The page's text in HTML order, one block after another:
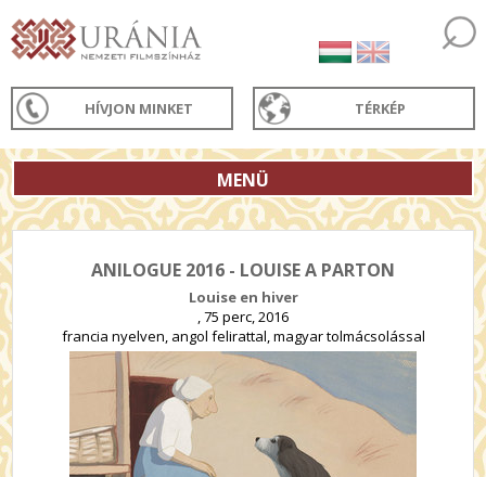
HÍVJON MINKET TÉRKÉP
MENÜ
ANILOGUE 2016 - LOUISE A PARTON
Louise en hiver
, 75 perc, 2016
francia nyelven, angol felirattal, magyar tolmácsolással